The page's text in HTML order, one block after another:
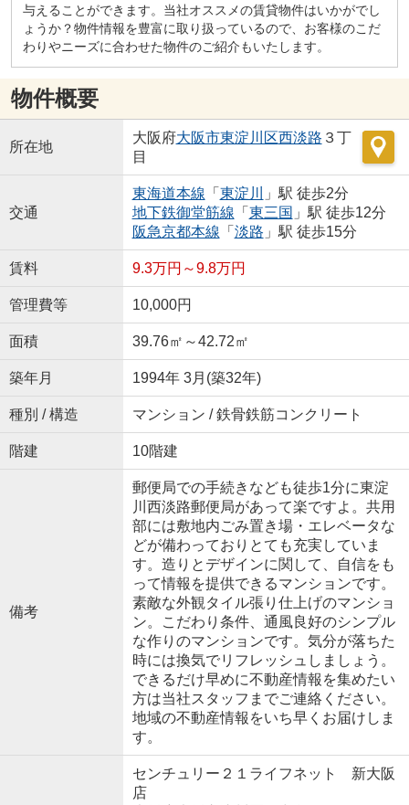
与えることができます。当社オススメの賃貸物件はいかがでし
ょうか？物件情報を豊富に取り扱っているので、お客様のこだ
わりやニーズに合わせた物件のご紹介もいたします。
物件概要
所在地
大阪府大阪市東淀川区西淡路 ３丁
目
交通
東海道本線 「 東淀川
」駅 徒歩2分
地下鉄御堂筋線 「 東三国 」駅 徒歩12分
阪急京都本線 「 淡路 」駅 徒歩15分
賃料 9.3万円～9.8万円
管理費等 10,000円
面積 39.76㎡～42.72㎡
築年月 1994年 3月(築32年)
種別 / 構造 マンション / 鉄骨鉄筋コンクリート
階建 10階建
備考
郵便局での手続きなども徒歩1分に東淀
川西淡路郵便局があって楽ですよ。共用
部には敷地内ごみ置き場・エレベータな
どが備わっておりとても充実していま
す。造りとデザインに関して、自信をも
って情報を提供できるマンションです。
素敵な外観タイル張り仕上げのマンショ
ン。こだわり条件、通風良好のシンプル
な作りのマンションです。気分が落ちた
時には換気でリフレッシュしましょう。
できるだけ早めに不動産情報を集めたい
方は当社スタッフまでご連絡ください。
地域の不動産情報をいち早くお届けしま
す。
センチュリー２１ライフネット 新大阪
店